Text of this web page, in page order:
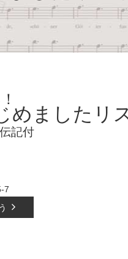
！
めましたリ
記付
7